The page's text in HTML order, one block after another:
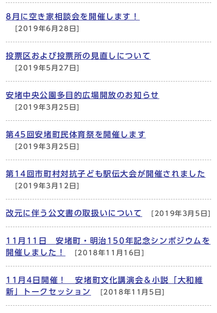
8月に空き家相談会を開催します！
[2019年6月28日]
投票区および投票所の見直しについて
[2019年5月27日]
安堵中央公園多目的広場開放のお知らせ
[2019年3月25日]
第45回安堵町民体育祭を開催します
[2019年3月25日]
第14回市町村対抗子ども駅伝大会が開催されました
[2019年3月12日]
改元に伴う公文書の取扱いについて [2019年3月5日]
11月11日 安堵町・明治150年記念シンポジウムを
開催しました！
[2018年11月16日]
11月4日開催！ 安堵町文化講演会＆小説「大和維
新」トークセッション
[2018年11月5日]